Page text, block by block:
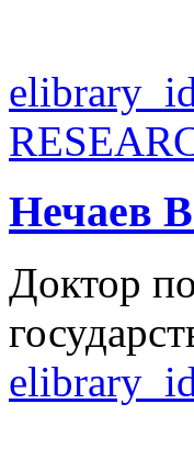
Нечаев
Доктор